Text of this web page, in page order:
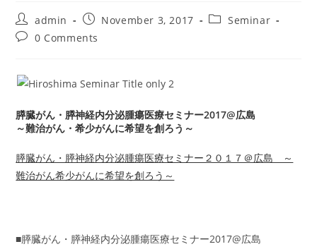
Post
author:
admin
Post
published:
November 3, 2017
PostSeminar
Post0 Comments
膵臓がん・膵神経内分泌腫瘍医療セミナー2017@広島
～難治がん・希少がんに希望を創ろう～
膵臓がん・膵神経内分泌腫瘍医療セミナー２０１７＠広島 ～
難治がん希少がんに希望を創ろう～
■膵臓がん・膵神経内分泌腫瘍医療セミナー2017@広島